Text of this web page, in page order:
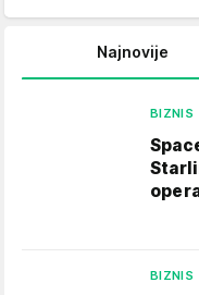
Najnovije
BIZNIS
BIZNIS